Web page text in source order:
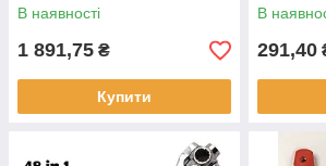
12" і 16" Tools ART-9639 (5)
В наявності
1 891,75 ₴
Купити
В
291,40